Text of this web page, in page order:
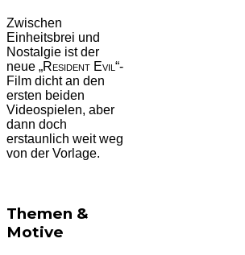
Zwischen
Einheitsbrei und
Nostalgie ist der
neue „Resident Evil “-
Film dicht an den
ersten beiden
Videospielen, aber
dann doch
erstaunlich weit weg
von der Vorlage.
Themen &
Motive